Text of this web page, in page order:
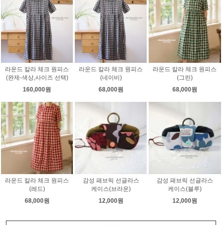
라운드 칼라 체크 원피스
(완제-색상,사이즈 선택)
160,000원
라운드 칼라 체크 원피스
(네이비)
68,000원
라운드 칼라 체크 원피스
(그린)
68,000원
라운드 칼라 체크 원피스
(레드)
68,000원
감성 패브릭 선글라스
케이스(브라운)
12,000원
감성 패브릭 선글라스
케이스(블루)
12,000원